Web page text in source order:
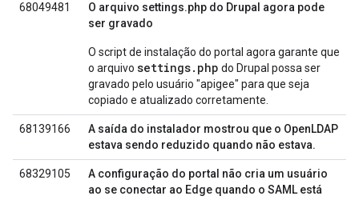
68049481
O arquivo settings.php do Drupal agora pode
ser gravado
O script de instalação do portal agora garante que
o arquivo settings.php do Drupal possa ser
gravado pelo usuário "apigee" para que seja
copiado e atualizado corretamente.
68139166
A saída do instalador mostrou que o OpenLDAP
estava sendo reduzido quando não estava.
68329105
A configuração do portal não cria um usuário
ao se conectar ao Edge quando o SAML está